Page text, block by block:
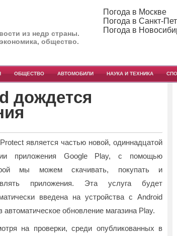
из недр страны.
общество.
Погода в Москве
Погода в Санкт-
Погода в
ОБЩЕСТВО АВТОМОБИЛИ НАУКА И ТЕХНИКА
дождется
является частью новой, одиннадцатой
приложения Google Play, с помощью
мы можем скачивать, покупать и
приложения. Эта услуга будет
введена на устройства с Android
автоматическое обновление магазина Play.
на проверки, среди опубликованных в